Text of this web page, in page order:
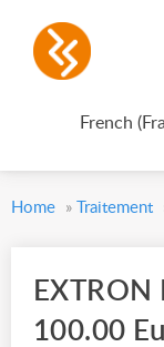
French
Home » Traitement
EXTRON
100.00